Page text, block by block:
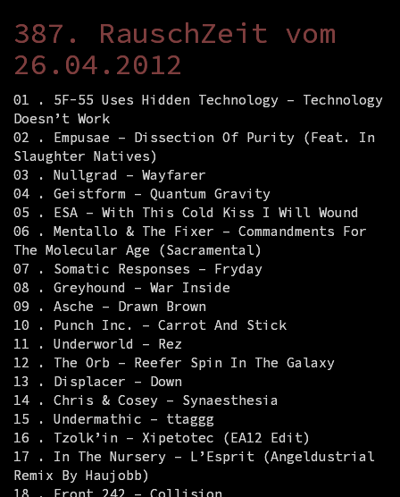
387. RauschZeit vom
26.04.2012
01 . 5F-55 Uses Hidden Technology – Technology
Doesn’t Work
02 . Empusae – Dissection Of Purity (Feat. In
Slaughter Natives)
03 . Nullgrad – Wayfarer
04 . Geistform – Quantum Gravity
05 . ESA – With This Cold Kiss I Will Wound
06 . Mentallo & The Fixer – Commandments For
The Molecular Age (Sacramental)
07 . Somatic Responses – Fryday
08 . Greyhound – War Inside
09 . Asche – Drawn Brown
10 . Punch Inc. – Carrot And Stick
11 . Underworld – Rez
12 . The Orb – Reefer Spin In The Galaxy
13 . Displacer – Down
14 . Chris & Cosey – Synaesthesia
15 . Undermathic – ttaggg
16 . Tzolk’in – Xipetotec (EA12 Edit)
17 . In The Nursery – L’Esprit (Angeldustrial
Remix By Haujobb)